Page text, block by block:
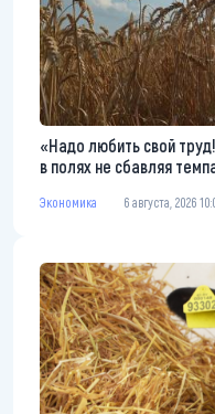
«Надо любить свой
в полях не сбавляя
Экономика 6 августа, 2026